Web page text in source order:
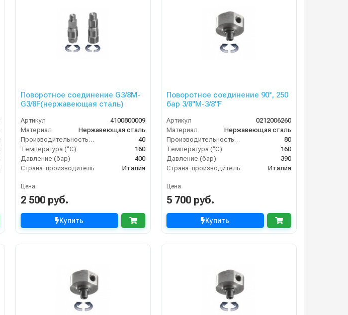
Поворотное соединение G3/8M-
G3/8F(нержавеющая сталь)
Артикул
4100800009
Материал
Нержавеющая сталь
Производительность (л/мин)
40
Температура (°C)
160
Давление (бар)
400
Страна-производитель
Италия
Цена
2 500 руб.
Купить
Поворотное соединение 90°, 250
бар 3/8"M-3/8"F
Артикул
0212006260
Материал
Нержавеющая сталь
Производительность (л/мин)
80
Температура (°C)
160
Давление (бар)
390
Страна-производитель
Италия
Цена
5 700 руб.
Купить